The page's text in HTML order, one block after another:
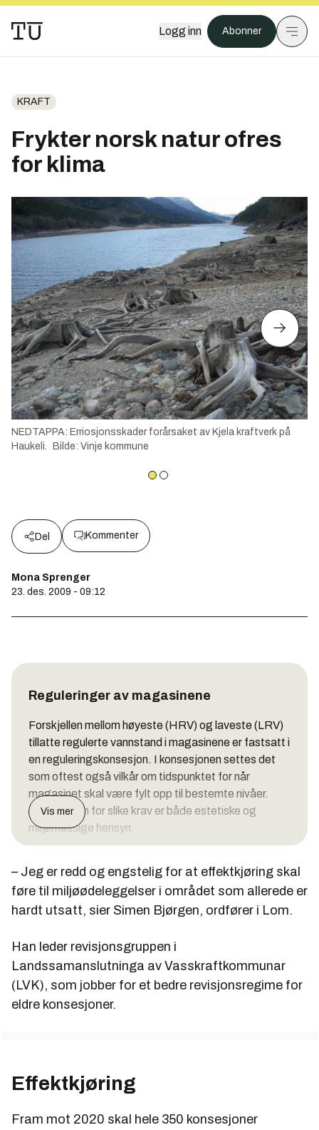
Logg inn Abonner
KRAFT
Frykter norsk natur ofres
for klima
NEDTAPPA: Erriosjonsskader forårsaket av Kjela kraftverk på
Haukeli.
Bilde: Vinje kommune
Del Kommenter
Mona Sprenger
23. des. 2009 - 09:12
Reguleringer av magasinene
Forskjellen mellom høyeste (HRV) og laveste (LRV)
tillatte regulerte vannstand i magasinene er fastsatt i
en reguleringskonsesjon. I konsesjonen settes det
som oftest også vilkår om tidspunktet for når
magasinet skal være fylt opp til bestemte nivåer.
Bakgrunnen for slike krav er både estetiske og
miljømessige hensyn.
magasinet er gitt i form av et
manøvreringsreglement. Dette, sammen med
reguleringsgrensene, er selve ryggraden i
av det konsederte anlegget.
Vis mer
– Jeg er redd og engstelig for at effektkjøring skal
føre til miljøødeleggelser i området som allerede er
hardt utsatt, sier Simen Bjørgen, ordfører i Lom.
Han leder revisjonsgruppen i
Landssamanslutninga av Vasskraftkommunar
(LVK), som jobber for et bedre revisjonsregime for
eldre konsesjoner.
Effektkjøring
Fram mot 2020 skal hele 350 konsesjoner